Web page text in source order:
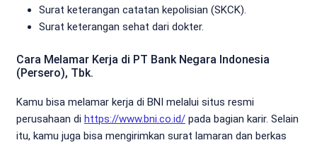
Surat keterangan catatan kepolisian (SKCK).
Surat keterangan sehat dari dokter.
Cara Melamar Kerja di PT Bank Negara Indonesia
(Persero), Tbk.
Kamu bisa melamar kerja di BNI melalui situs resmi
perusahaan di https://www.bni.co.id/ pada bagian karir. Selain
itu, kamu juga bisa mengirimkan surat lamaran dan berkas